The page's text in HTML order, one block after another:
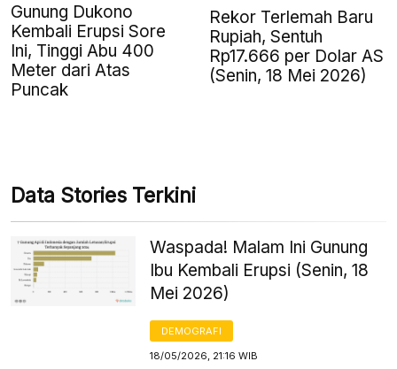
Gunung Dukono
Kembali Erupsi Sore
Ini, Tinggi Abu 400
Meter dari Atas
Puncak
Rekor Terlemah Baru
Rupiah, Sentuh
Rp17.666 per Dolar AS
(Senin, 18 Mei 2026)
Data Stories Terkini
Waspada! Malam Ini Gunung
Ibu Kembali Erupsi (Senin, 18
Mei 2026)
DEMOGRAFI
18/05/2026, 21:16 WIB